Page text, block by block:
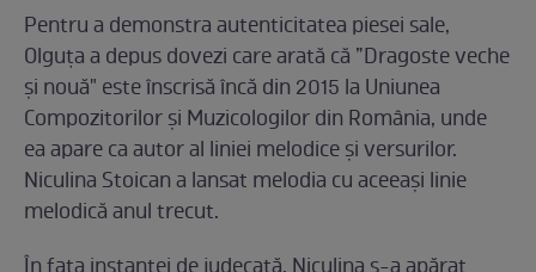
Pentru a demonstra autenticitatea piesei sale,
Olguța a depus dovezi care arată că ”Dragoste veche
și nouă" este înscrisă încă din 2015 la Uniunea
Compozitorilor și Muzicologilor din România, unde
ea apare ca autor al liniei melodice și versurilor.
Niculina Stoican a lansat melodia cu aceeași linie
melodică anul trecut.